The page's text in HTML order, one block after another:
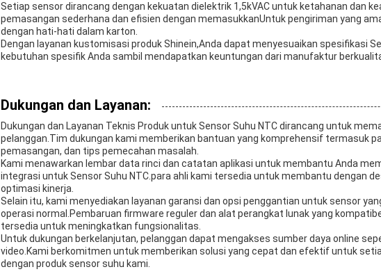
Setiap sensor dirancang dengan kekuatan dielektrik 1,5kVAC untuk ketahanan dan
pemasangan sederhana dan efisien dengan memasukkanUntuk pengiriman yang
dengan hati-hati dalam karton.
Dengan layanan kustomisasi produk Shinein,Anda dapat menyesuaikan spesifikasi
kebutuhan spesifik Anda sambil mendapatkan keuntungan dari manufaktur
Dukungan dan Layanan:
Dukungan dan Layanan Teknis Produk untuk Sensor Suhu NTC dirancang untuk
pelanggan.Tim dukungan kami memberikan bantuan yang komprehensif termasuk
pemasangan, dan tips pemecahan masalah.
Kami menawarkan lembar data rinci dan catatan aplikasi untuk membantu Anda
integrasi untuk Sensor Suhu NTC.para ahli kami tersedia untuk membantu dengan
optimasi kinerja.
Selain itu, kami menyediakan layanan garansi dan opsi penggantian untuk sensor
operasi normal.Pembaruan firmware reguler dan alat perangkat lunak yang
tersedia untuk meningkatkan fungsionalitas.
Untuk dukungan berkelanjutan, pelanggan dapat mengakses sumber daya online
video.Kami berkomitmen untuk memberikan solusi yang cepat dan efektif untuk
dengan produk sensor suhu kami.